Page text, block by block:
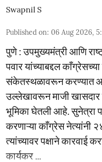
Swapnil S
Published on: 06 Aug 2026,
पुणे : उपमुख्यमंत्री आणि
पवार यांच्याबद्दल
संकेतस्थळावरून करण्यात
उल्लेखावरून माजी
भूमिका घेतली आहे. सुनेत्रा
करणाऱ्या काँग्रेस नेत्यांनी
त्यांच्यावर पक्षाने कारवाई
कार्यकर ...